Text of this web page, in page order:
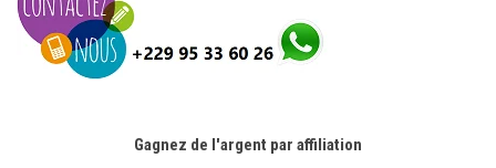
Gagnez de l'argent par affiliation